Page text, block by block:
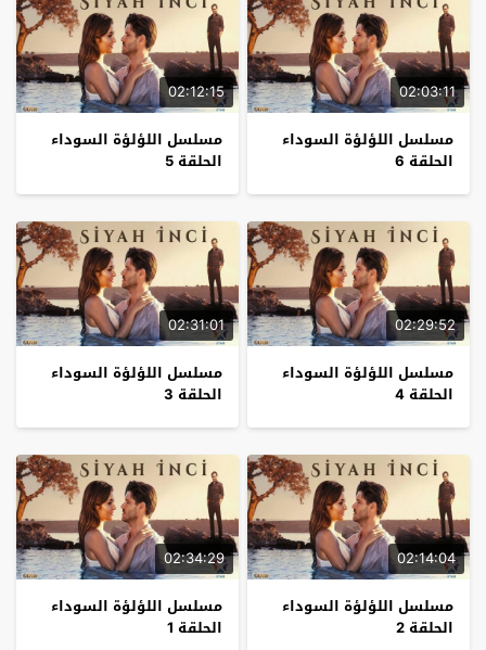
02:03:11
مسلسل اللؤلؤة السوداء
الحلقة 6
02:12:15
مسلسل اللؤلؤة السوداء
الحلقة 5
02:29:52
مسلسل اللؤلؤة السوداء
الحلقة 4
02:31:01
مسلسل اللؤلؤة السوداء
الحلقة 3
02:14:04
مسلسل اللؤلؤة السوداء
الحلقة 2
02:34:29
مسلسل اللؤلؤة السوداء
الحلقة 1